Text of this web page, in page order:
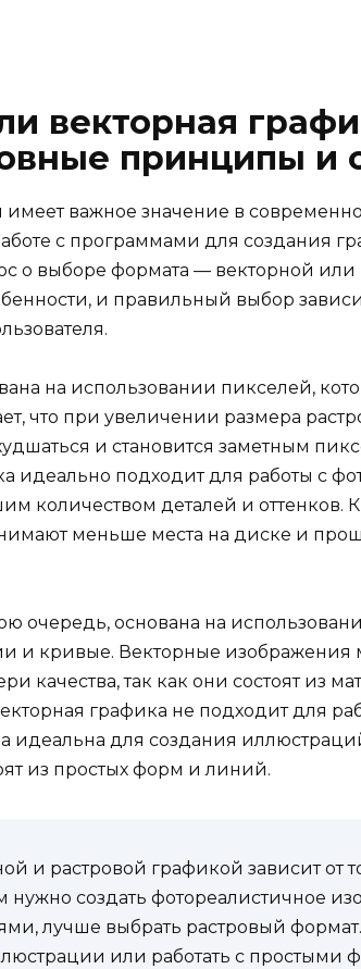
векторная
принципы и
имеет важное значение в
с программами для создания
о выборе формата — векторной или
и правильный выбор
на использовании пикселей,
что при увеличении размера
и становится заметным
идеально подходит для работы с
количеством деталей и оттенков.
меньше места на диске и
очередь, основана на
и кривые. Векторные изображения
качества, так как они состоят из
графика не подходит для
для создания
из простых форм и линий.
и растровой графикой зависит от
нужно создать фотореалистичное
лучше выбрать растровый
или работать с простыми